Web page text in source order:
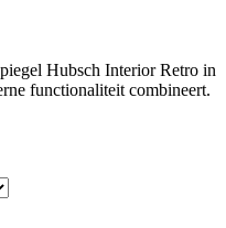
Hubsch Interior Retro in
functionaliteit combineert.